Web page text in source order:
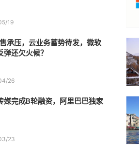
19
承压，云业务蓄势待发，微软
弹还欠火候？
26
媒完成B轮融资，阿里巴巴独家
23